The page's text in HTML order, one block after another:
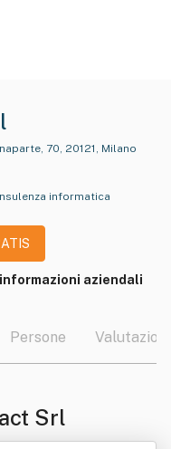
informatica
informazioni aziendali
Persone Valutazioni
Srl